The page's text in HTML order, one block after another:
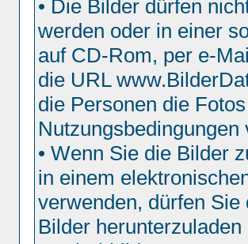
• Die Bilder dürfen
werden oder in einer
auf CD-Rom, per e-
die URL
die Personen die
• Wenn Sie die Bilder
in einem
verwenden, dürfen
Bilder